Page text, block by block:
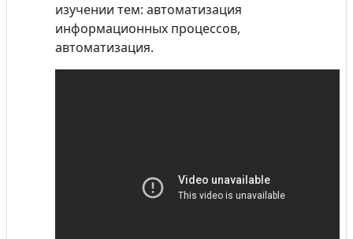
изучении тем: автоматизация
информационных процессов,
автоматизация.